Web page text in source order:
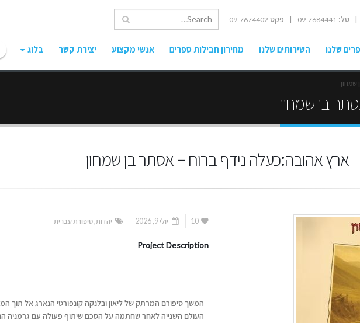
| טל: 09-7684441 | פקס 09-7674402
שלנו השירותים שלנו מחירון חבילות ספרים אנשי מקצוע יצירת קשר בלוג
שמחון
בן שמחון
ארץ אהובה:כעלה נידף ברוח – אסתר בן שמחון
10 יולי 9, 2026 יהדות,סיפורת עברית
Project Description
המשך סיפורם המרתק של ליאון ובלנקה קונפורטי הנארג אל תוך
העולם השנייה לאחר שחתמה על הסכם שיתוף פעולה עם גרמניה